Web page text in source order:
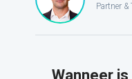
Partner &
Wanneer